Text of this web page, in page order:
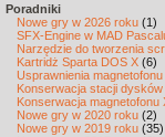
Poradniki
Nowe gry w 2026 roku (1)
SFX-Engine w MAD
Narzędzie do tworzenia
Kartridż Sparta DOS X (6)
Usprawnienia
Konserwacja stacji dysków
Konserwacja magnetofonu
Nowe gry w 2020 roku (2)
Nowe gry w 2019 roku (35)